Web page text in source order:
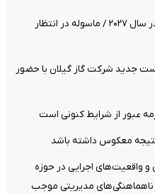
امید تازه برای ثبت جهانی ماسوله در سال ۲۰۲۷ / ماسوله در انتظار
جدید شرکت گاز گیلان با حضور
عبور از شرایط کنونی است
نتیجه معکوس داشته باشد
و واقعیت‌های اجرایی در حوزه
مدیریتی موجب